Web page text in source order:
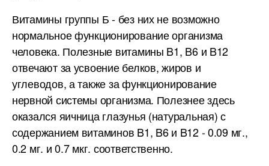
Витамины группы Б - без них не возможно
нормальное функционирование организма
человека. Полезные витамины B1, B6 и B12
отвечают за усвоение белков, жиров и
углеводов, а также за функционирование
нервной системы организма. Полезнее здесь
оказался яичница глазунья (натуральная) с
содержанием витаминов B1, B6 и B12 - 0.09 мг.,
0.2 мг. и 0.7 мкг. соответственно.